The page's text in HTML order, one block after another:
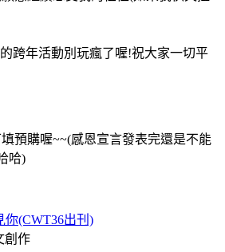
跨年活動別玩瘋了喔!祝大家一切平
預購喔~~(感恩宣言發表完還是不能
哈)
你(CWT36出刊)
創作